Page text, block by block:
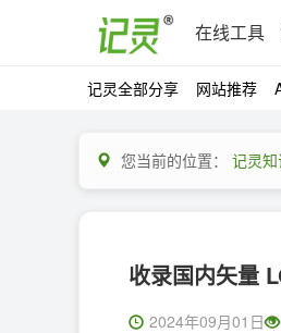
在线工具
记灵全部分享 网站推荐
您当前的位置： 记灵
收录国内矢量
2024年09月01日